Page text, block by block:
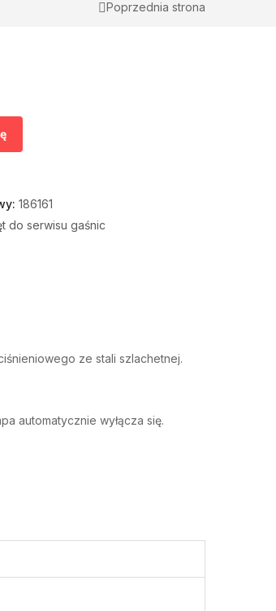
Poprzednia strona
186161
do serwisu gaśnic
ze stali szlachetnej.
automatycznie wyłącza się.